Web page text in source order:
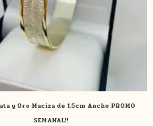
y Oro Maciza de 1,5cm Ancho PROMO
SEMANAL!!
pueden
elegir
en
la
página
de
producto